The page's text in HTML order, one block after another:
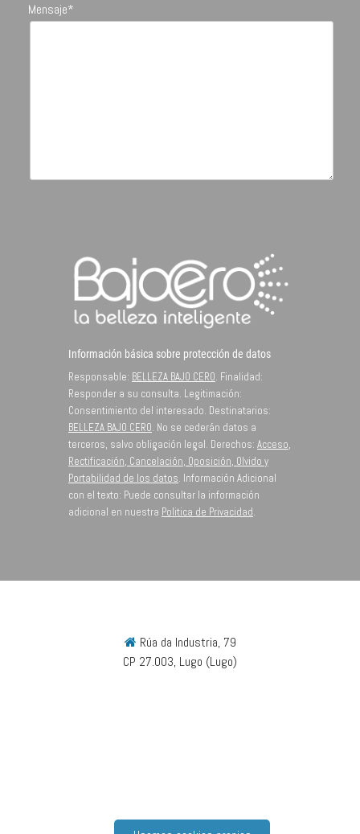
Mensaje*
Información básica sobre protección de datos
Responsable: BELLEZA BAJO CERO. Finalidad:
Responder a su consulta. Legitimación:
Consentimiento del interesado. Destinatarios:
BELLEZA BAJO CERO. No se cederán datos a
terceros, salvo obligación legal. Derechos: Acceso,
Rectificación, Cancelación, Oposición, Olvido y
Portabilidad de los datos. Información Adicional
con el texto: Puede consultar la información
adicional en nuestra Politica de Privacidad.
Rúa da Industria, 79
CP 27.003, Lugo (Lugo)